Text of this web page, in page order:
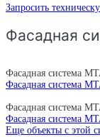
Запросить
Фасадная
Фасадная система
Фасадная система
Фасадная система
Фасадная система
Еще объекты с этой